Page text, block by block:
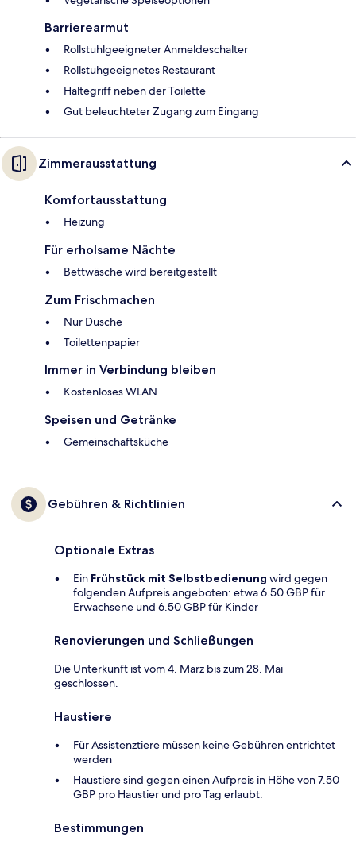
Barrierearmut
Rollstuhlgeeigneter Anmeldeschalter
Rollstuhgeeignetes Restaurant
Haltegriff neben der Toilette
Gut beleuchteter Zugang zum Eingang
Zimmerausstattung
Komfortausstattung
Heizung
Für erholsame Nächte
Bettwäsche wird bereitgestellt
Zum Frischmachen
Nur Dusche
Toilettenpapier
Immer in Verbindung bleiben
Kostenloses WLAN
Speisen und Getränke
Gemeinschaftsküche
Gebühren & Richtlinien
Optionale Extras
Ein Frühstück mit Selbstbedienung wird gegen
folgenden Aufpreis angeboten: etwa 6.50 GBP für
Erwachsene und 6.50 GBP für Kinder
Renovierungen und Schließungen
Die Unterkunft ist vom 4. März bis zum 28. Mai
geschlossen.
Haustiere
Für Assistenztiere müssen keine Gebühren entrichtet
werden
Haustiere sind gegen einen Aufpreis in Höhe von 7.50
GBP pro Haustier und pro Tag erlaubt.
Bestimmungen